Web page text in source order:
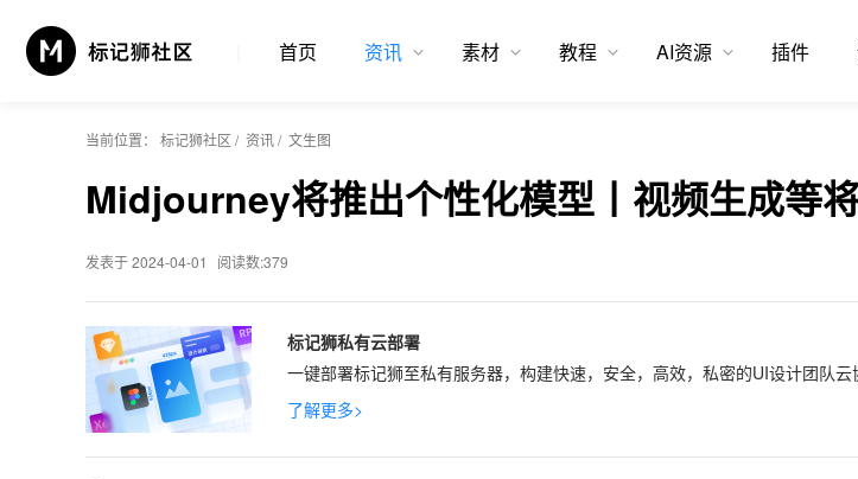
首页 资讯 素材 教程 AI资源 插件
当前位置： 标记狮社区 / 资讯/ 文生图
Midjourney将推出个性化模型丨视频生成等
发表于 2024-04-01 阅读数:379
标记狮私有云部署
一键部署标记狮至私有服务器，构建快速，安全，高效，私密的UI设计团队云
了解更多>